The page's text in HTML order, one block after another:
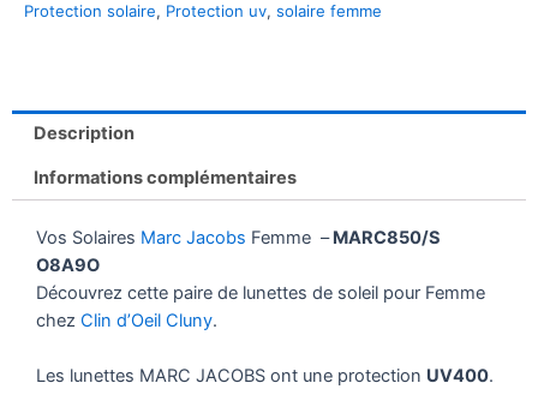
Protection solaire, Protection uv, solaire femme
Description
Informations complémentaires
Vos Solaires Marc Jacobs Femme –MARC850/S
O8A9O
Découvrez cette paire de lunettes de soleil pour Femme
chez Clin d’Oeil Cluny.
Les lunettes MARC JACOBS ont une protection UV400.